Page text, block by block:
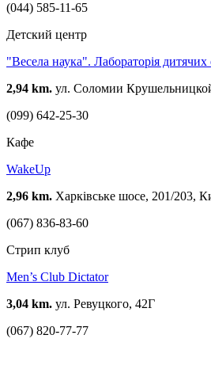
(044) 585-11-65
Детский центр
"Весела наука". Лабораторія дитячих
2,94 km. ул. Соломии
(099) 642-25-30
Кафе
WakeUp
2,96 km. Харківське шосе, 201/203,
(067) 836-83-60
Стрип клуб
Men’s Club Dictator
3,04 km. ул. Ревуцкого, 42Г
(067) 820-77-77